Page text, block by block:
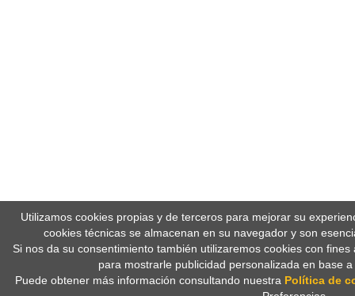
Utilizamos cookies propias y de terceros para mejorar su
cookies técnicas se almacenan en su navegador y son
Si nos da su consentimiento también utilizaremos cookies con
para mostrarle publicidad personalizada en base
Puede obtener más información consultando nuestra Política de